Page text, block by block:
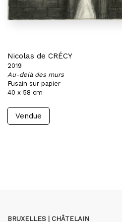
Nicolas de CRÉCY
2019
Au-delà des murs
Fusain sur papier
40 x 58 cm
Vendue
BRUXELLES | CHÂTELAIN